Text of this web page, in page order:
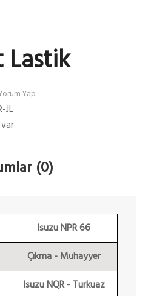
Lastik
Yap
JL
(0)
Isuzu NPR 66
Çıkma - Muhayyer
Isuzu NQR - Turkuaz